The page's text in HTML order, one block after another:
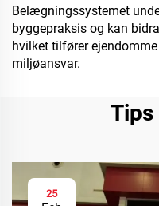
Belægningssystemet
byggepraksis og kan
hvilket tilfører
miljøansvar.
25